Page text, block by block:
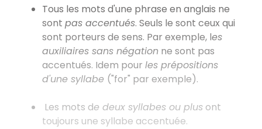
Tous les mots d'une phrase en anglais ne
sont pas accentués. Seuls le sont ceux qui
sont porteurs de sens. Par exemple, les
auxiliaires sans négation ne sont pas
accentués. Idem pour les prépositions
d'une syllabe ("for" par exemple).
Les mots de deux syllabes ou plus ont
toujours une syllabe accentuée.